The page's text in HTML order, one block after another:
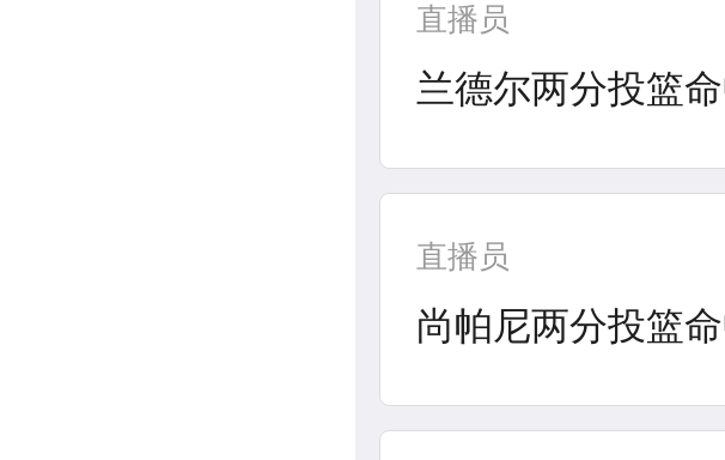
直播员
兰德尔两分投篮
直播员
尚帕尼两分投篮